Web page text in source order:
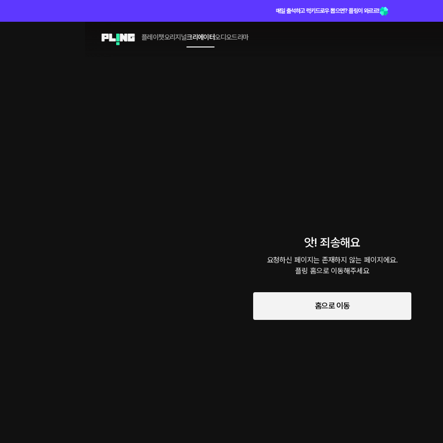
매일 출석하고 럭키드로우 뽑으면? 플링이 와르르!
플레이챗오리지널크리에이터오디오드라마
앗! 죄송해요
요청하신 페이지는 존재하지 않는 페이지에요.
플링 홈으로 이동해주세요
홈으로 이동